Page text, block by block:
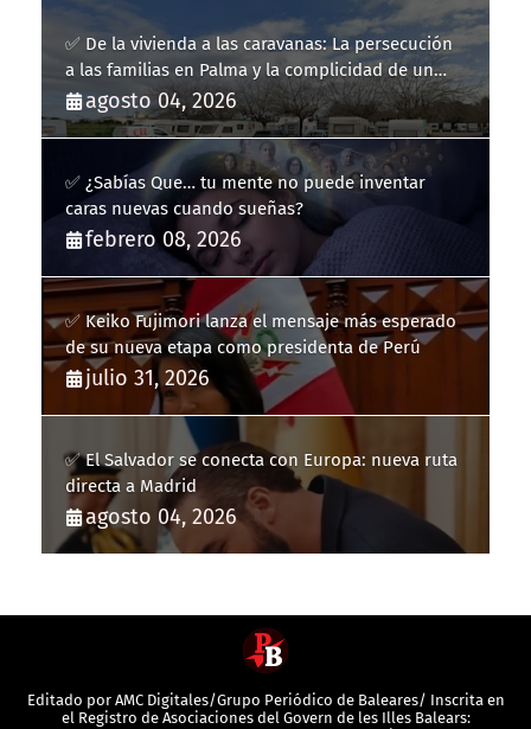
✅ De la vivienda a las caravanas: La persecución
a las familias en Palma y la complicidad de un
fracaso heredado
agosto 04, 2026
✅ ¿Sabías Que… tu mente no puede inventar
caras nuevas cuando sueñas?
febrero 08, 2026
✅ Keiko Fujimori lanza el mensaje más esperado
de su nueva etapa como presidenta de Perú
julio 31, 2026
✅ El Salvador se conecta con Europa: nueva ruta
directa a Madrid
agosto 04, 2026
Editado por AMC Digitales/Grupo Periódico de Baleares/ Inscrita en
el Registro de Asociaciones del Govern de les Illes Balears: